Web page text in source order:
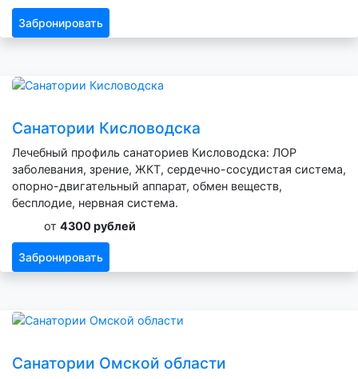
Забронировать
Санатории Кисловодска
Лечебный профиль санаториев Кисловодска: ЛОР
заболевания, зрение, ЖКТ, сердечно-сосудистая система,
опорно-двигательный аппарат, обмен веществ,
бесплодие, нервная система.
от 4300 рублей
Забронировать
Санатории Омской области